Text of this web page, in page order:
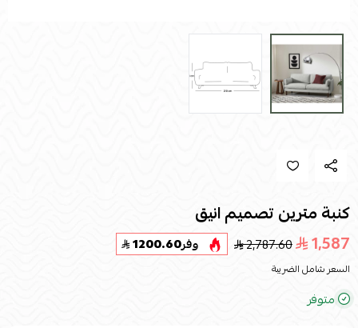
كنبة مترين تصميم انيق
1,587
2,787.60 وفر1200.60
السعر شامل الضريبة
متوفر